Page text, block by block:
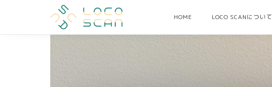
HOME LOCO SCANについて